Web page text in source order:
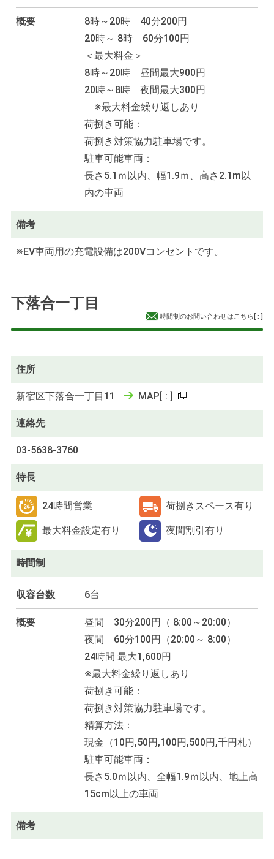
概要
8時～20時 40分200円
20時～ 8時 60分100円
＜最大料金＞
8時～20時 昼間最大900円
20時～8時 夜間最大300円
※最大料金繰り返しあり
荷捌き可能：
荷捌き対策協力駐車場です。
駐車可能車両：
長さ5.1ｍ以内、幅1.9ｍ、高さ2.1m以
内の車両
備考
※EV車両用の充電設備は200Vコンセントです。
下落合一丁目
時間制のお問い合わせはこちら [ :]
住所
新宿区下落合一丁目11 MAP [ :]
連絡先
03-5638-3760
特長
24時間営業 荷捌きスペース有り
最大料金設定有り 夜間割引有り
時間制
収容台数 6台
概要
昼間 30分200円（ 8:00～20:00）
夜間 60分100円（20:00～ 8:00）
24時間 最大1,600円
※最大料金繰り返しあり
荷捌き可能：
荷捌き対策協力駐車場です。
精算方法：
現金（10円,50円,100円,500円,千円札）
駐車可能車両：
長さ5.0ｍ以内、全幅1.9ｍ以内、地上高
15cm以上の車両
備考